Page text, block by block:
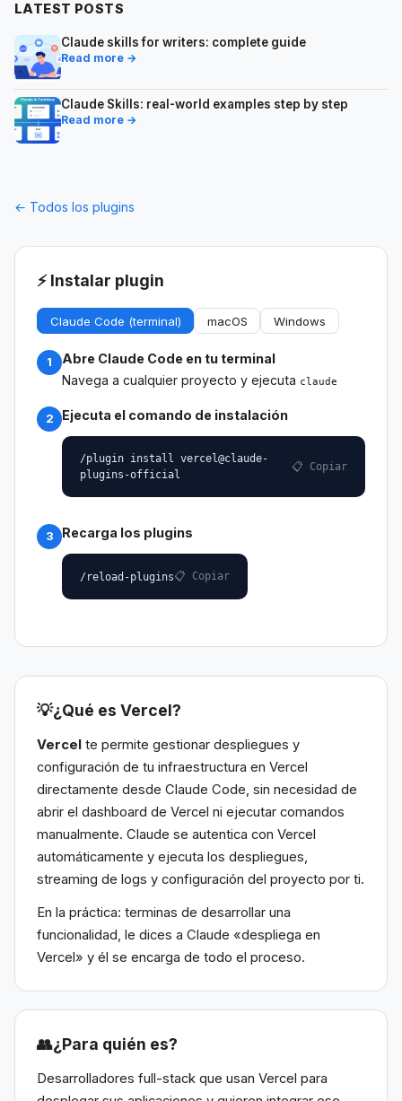
LATEST POSTS
Claude skills for writers: complete guide
Read more →
Claude Skills: real-world examples step by step
Read more →
← Todos los plugins
⚡ Instalar plugin
Claude Code (terminal) macOS Windows
1
Abre Claude Code en tu terminal
Navega a cualquier proyecto y ejecuta claude
2 Ejecuta el comando de instalación
/plugin install vercel@claude-
plugins-official
📋 Copiar
3 Recarga los plugins
/reload-plugins📋 Copiar
💡¿Qué es Vercel?
Vercel te permite gestionar despliegues y
configuración de tu infraestructura en Vercel
directamente desde Claude Code, sin necesidad de
abrir el dashboard de Vercel ni ejecutar comandos
manualmente. Claude se autentica con Vercel
automáticamente y ejecuta los despliegues,
streaming de logs y configuración del proyecto por ti.
En la práctica: terminas de desarrollar una
funcionalidad, le dices a Claude «despliega en
Vercel» y él se encarga de todo el proceso.
👥¿Para quién es?
Desarrolladores full-stack que usan Vercel para